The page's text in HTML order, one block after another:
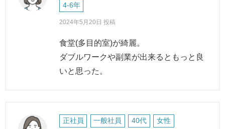
4-6年
2024年5月20日 投稿
食堂(多目的室)が綺麗。
ダブルワークや副業が出来るともっと良
いと思った。
正社員 一般社員 40代 女性